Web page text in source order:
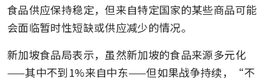
食品供应保持稳定，但来自特定国家的某些商品可能
会面临暂时性短缺或供应减少的情况。
新加坡食品局表示，虽然新加坡的食品来源多元化
——其中不到1%来自中东——但如果战争持续，“不